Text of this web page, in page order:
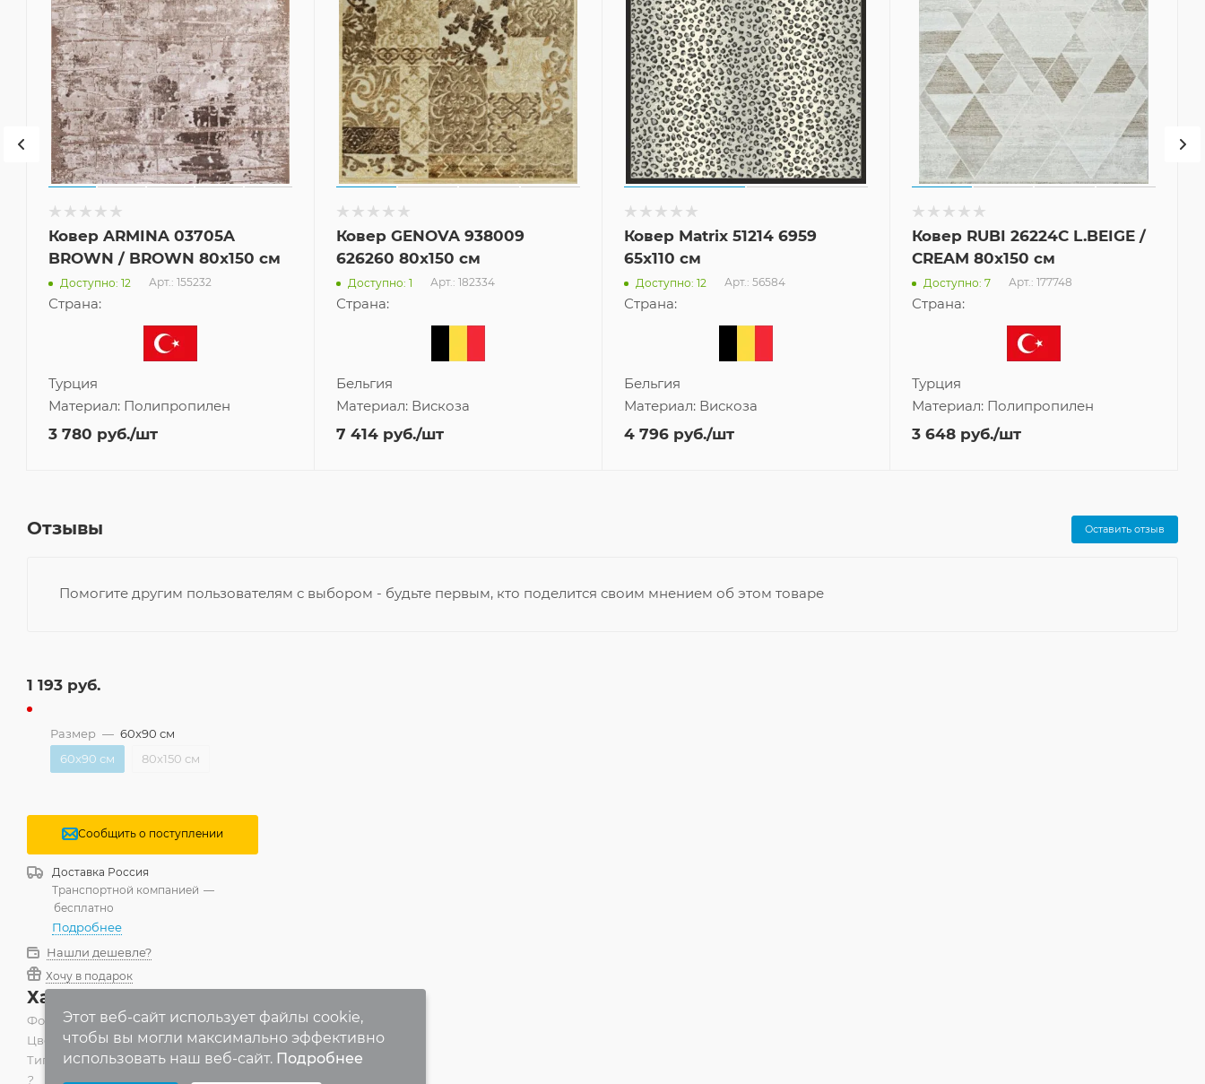
Ковер ARMINA 03705A
BROWN / BROWN 80x150 см
Доступно: 12 Арт.: 155232
Страна:
Турция
Материал: Полипропилен
3 780 руб./шт
Ковер GENOVA 938009
626260 80x150 см
Доступно: 1 Арт.: 182334
Страна:
Бельгия
Материал: Вискоза
7 414 руб./шт
Ковер Matrix 51214 6959
65x110 см
Доступно: 12 Арт.: 56584
Страна:
Бельгия
Материал: Вискоза
4 796 руб./шт
Ковер RUBI 26224C L.BEIGE /
CREAM 80x150 см
Доступно: 7 Арт.: 177748
Страна:
Турция
Материал: Полипропилен
3 648 руб./шт
Отзывы Оставить отзыв
Помогите другим пользователям с выбором - будьте первым, кто поделится своим мнением об этом товаре
1 193 руб.
Размер — 60x90 см
60x90 см
80x150 см
Сообщить о поступлении
Доставка Россия
Транспортной компанией —
бесплатно
Подробнее
Нашли дешевле?
Хочу в подарок
Характеристики
Форма —
Прямоугольник
Цвет
— Бежевый
Тип материала
?
Этот веб-сайт использует файлы cookie,
чтобы вы могли максимально эффективно
использовать наш веб-сайт. Подробнее